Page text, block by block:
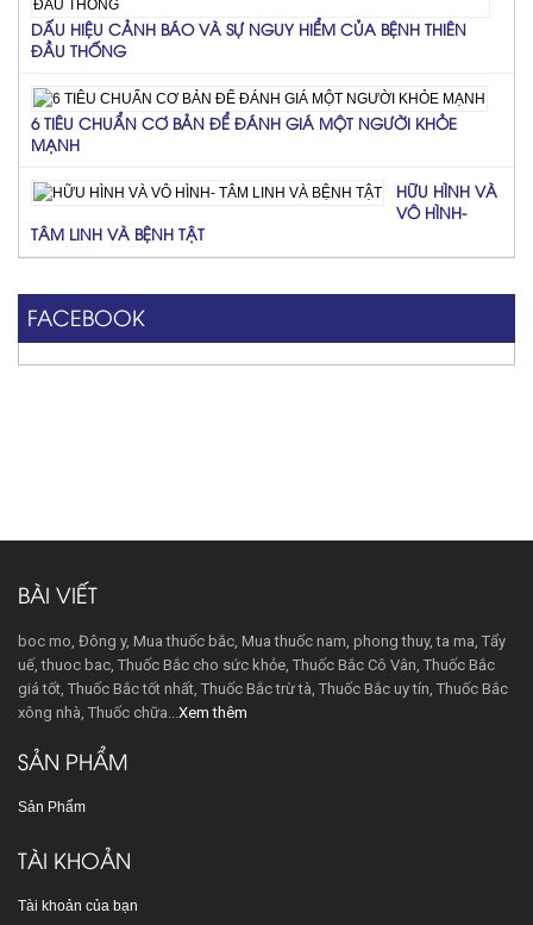
DẤU HIỆU CẢNH BÁO VÀ SỰ NGUY HIỂM CỦA BỆNH THIÊN
ĐẦU THỐNG
6 TIÊU CHUẨN CƠ BẢN ĐỂ ĐÁNH GIÁ MỘT NGƯỜI KHỎE
MẠNH
HỮU HÌNH VÀ
VÔ HÌNH-
TÂM LINH VÀ BỆNH TẬT
FACEBOOK
BÀI VIẾT
boc mo, Đông y, Mua thuốc bắc, Mua thuốc nam, phong thuy, ta ma, Tẩy
uế, thuoc bac, Thuốc Bắc cho sức khỏe, Thuốc Bắc Cô Vân, Thuốc Bắc
giá tốt, Thuốc Bắc tốt nhất, Thuốc Bắc trừ tà, Thuốc Bắc uy tín, Thuốc Bắc
xông nhà, Thuốc chữa...Xem thêm
SẢN PHẨM
Sản Phẩm
TÀI KHOẢN
Tài khoản của bạn